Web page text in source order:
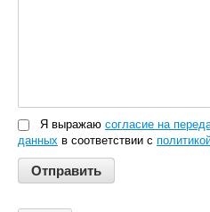
Я выражаю согласие на
данных в соответствии с